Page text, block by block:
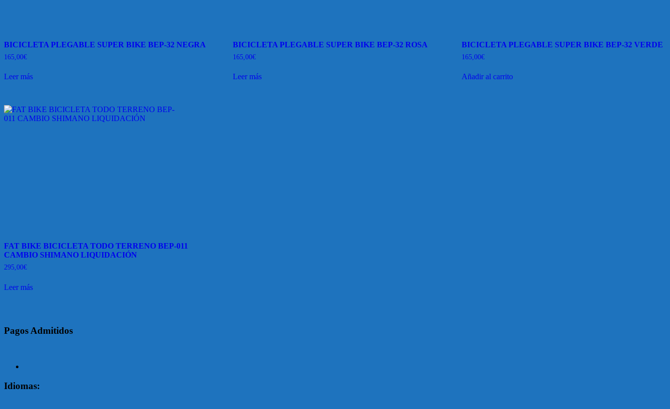
BICICLETA PLEGABLE SUPER BIKE BEP-32 NEGRA
165,00€
Leer más
BICICLETA PLEGABLE SUPER BIKE BEP-32 ROSA
165,00€
Leer más
BICICLETA PLEGABLE SUPER BIKE BEP-32 VERDE
165,00€
Añadir al carrito
FAT BIKE BICICLETA TODO TERRENO BEP-011
CAMBIO SHIMANO LIQUIDACIÓN
295,00€
Leer más
Pagos Admitidos
Idiomas: